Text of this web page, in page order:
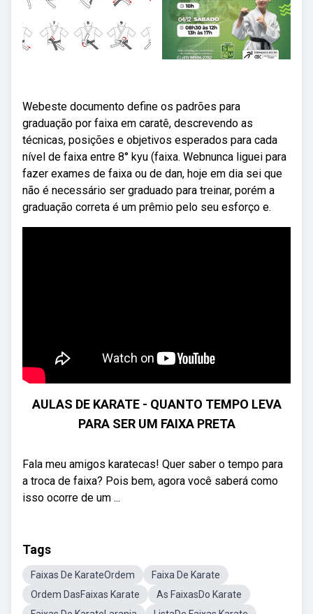
Webeste documento define os padrões para
graduação por faixa em caratê, descrevendo as
técnicas, posições e objetivos esperados para cada
nível de faixa entre 8° kyu (faixa. Webnunca liguei para
fazer exames de faixa ou de dan, hoje em dia sei que
não é necessário ser graduado para treinar, porém a
graduação correta é um prêmio pelo seu esforço e.
AULAS DE KARATE - QUANTO TEMPO LEVA
PARA SER UM FAIXA PRETA
Fala meu amigos karatecas! Quer saber o tempo para
a troca de faixa? Pois bem, agora você saberá como
isso ocorre de um ...
Tags
Faixas De KarateOrdem
Faixa De Karate
Ordem DasFaixas Karate
As FaixasDo Karate